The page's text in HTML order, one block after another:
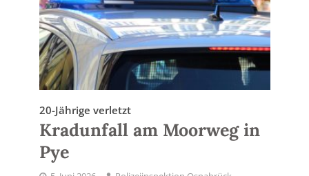
20-Jährige verletzt
Kradunfall am Moorweg in
Pye